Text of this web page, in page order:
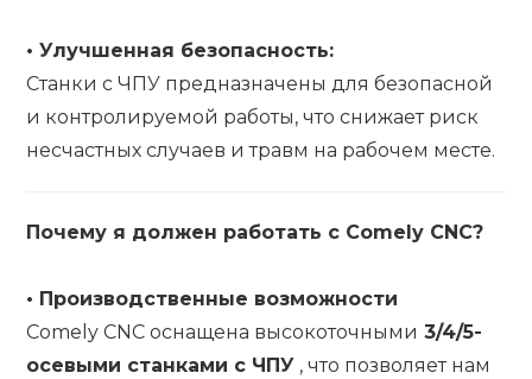
•Улучшенная безопасность:
Станки с ЧПУ предназначены для безопасной
и контролируемой работы, что снижает риск
несчастных случаев и травм на рабочем месте.
Почему я должен работать с Comely CNC?
• Производственные возможности
Comely CNC оснащена высокоточными 3/4/5-
осевыми станками с ЧПУ , что позволяет нам